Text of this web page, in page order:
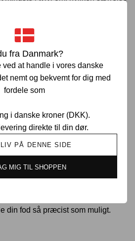
fra Danmark?
ved at handle i vores danske
nemt og bekvemt for dig med
fordele som
i danske kroner (DKK).
direkte til din dør.
PÅ DENNE SIDE
MIG TIL SHOPPEN
vores "størrelsesanbefaling"
størrelse
om, hvilken størrelse Jordan du
Jordan størrelsesguide. På
din fod så præcist som muligt.